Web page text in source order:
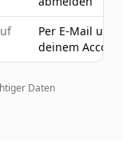
Per E-Mail und
deinem
Daten